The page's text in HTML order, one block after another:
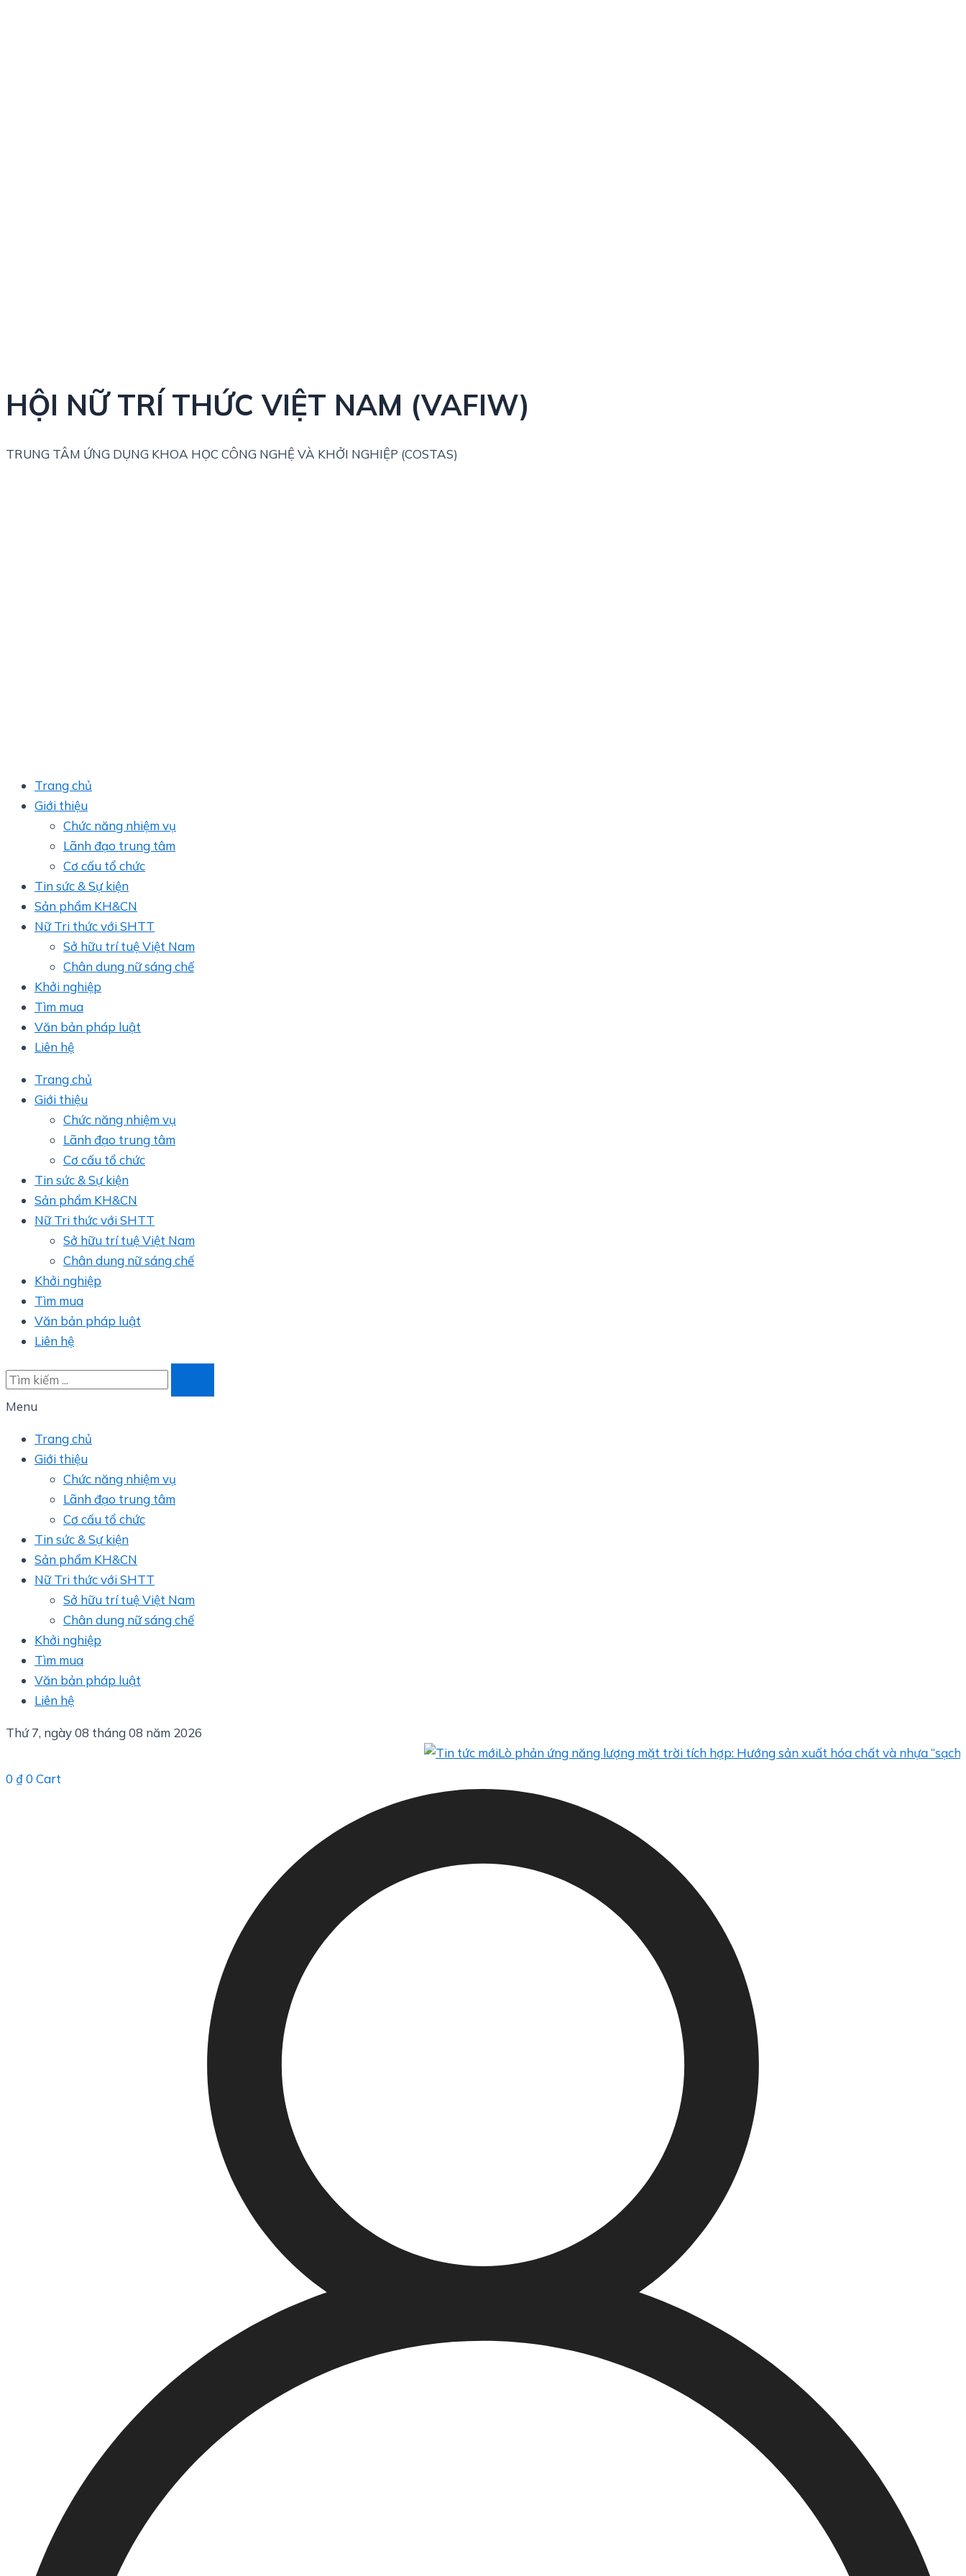
HỘI NỮ TRÍ THỨC VIỆT NAM (VAFIW)
TRUNG TÂM ỨNG DỤNG KHOA HỌC CÔNG NGHỆ VÀ KHỞI NGHIỆP (COSTAS)
Trang chủ
Giới thiệu
Chức năng nhiệm vụ
Lãnh đạo trung tâm
Cơ cấu tổ chức
Tin sức & Sự kiện
Sản phẩm KH&CN
Nữ Tri thức với SHTT
Sở hữu trí tuệ Việt Nam
Chân dung nữ sáng chế
Khởi nghiệp
Tìm mua
Văn bản pháp luật
Liên hệ
Trang chủ
Giới thiệu
Chức năng nhiệm vụ
Lãnh đạo trung tâm
Cơ cấu tổ chức
Tin sức & Sự kiện
Sản phẩm KH&CN
Nữ Tri thức với SHTT
Sở hữu trí tuệ Việt Nam
Chân dung nữ sáng chế
Khởi nghiệp
Tìm mua
Văn bản pháp luật
Liên hệ
Menu
Trang chủ
Giới thiệu
Chức năng nhiệm vụ
Lãnh đạo trung tâm
Cơ cấu tổ chức
Tin sức & Sự kiện
Sản phẩm KH&CN
Nữ Tri thức với SHTT
Sở hữu trí tuệ Việt Nam
Chân dung nữ sáng chế
Khởi nghiệp
Tìm mua
Văn bản pháp luật
Liên hệ
Thứ 7, ngày 08 tháng 08 năm 2026
Lò phản ứng năng lượng mặt trời tích hợp: Hướng sản xuất hóa chất và nhựa “sạch”
0 ₫0 Cart